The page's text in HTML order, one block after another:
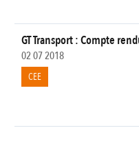
GT Transport : Compte
02 07 2018
CEE